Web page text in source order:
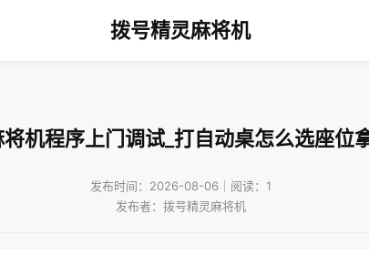
拨号精灵麻将机
机程序上门调试_打自动桌怎么选座位
发布时间：2026-08-06｜阅读：1
发布者：拨号精灵麻将机